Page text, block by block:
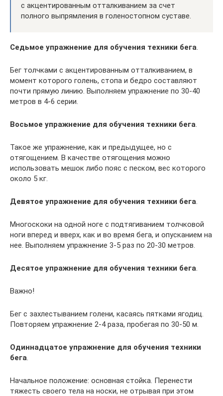
с акцентированным отталкиванием за счет
полного выпрямления в голеностопном суставе.
Седьмое упражнение для обучения техники бега.
Бег толчками с акцентированным отталкиванием, в
момент которого голень, стопа и бедро составляют
почти прямую линию. Выполняем упражнение по 30-40
метров в 4-6 серии.
Восьмое упражнение для обучения техники бега.
Такое же упражнение, как и предыдущее, но с
отягощением. В качестве отягощения можно
использовать мешок либо пояс с песком, вес которого
около 5 кг.
Девятое упражнение для обучения техники бега.
Многоскоки на одной ноге с подтягиванием толчковой
ноги вперед и вверх, как и во время бега, и опусканием на
нее. Выполняем упражнение 3-5 раз по 20-30 метров.
Десятое упражнение для обучения техники бега.
Важно!
Бег с захлестыванием голени, касаясь пятками ягодиц.
Повторяем упражнение 2-4 раза, пробегая по 30-50 м.
Одиннадцатое упражнение для обучения техники
бега.
Начальное положение: основная стойка. Перенести
тяжесть своего тела на носки, не отрывая при этом